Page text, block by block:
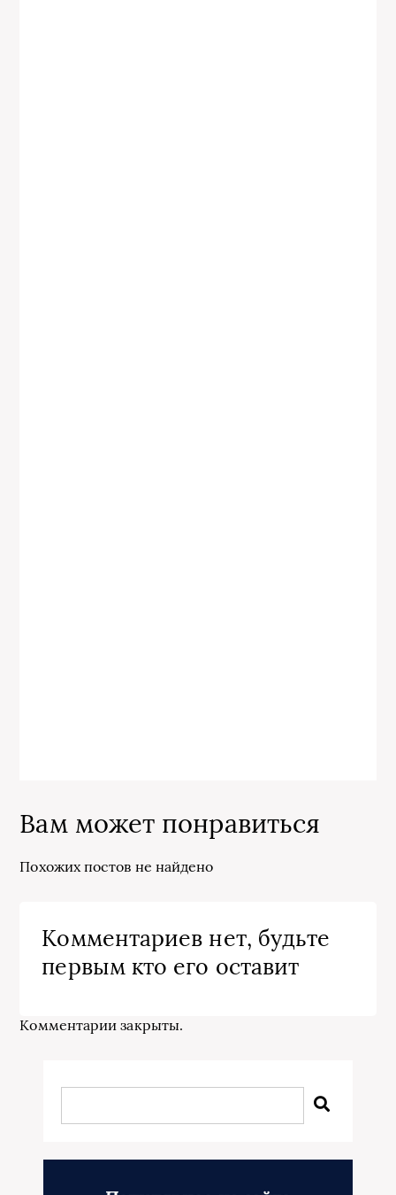
Вам может понравиться
Похожих постов не найдено
Комментариев нет, будьте
первым кто его оставит
Комментарии закрыты.